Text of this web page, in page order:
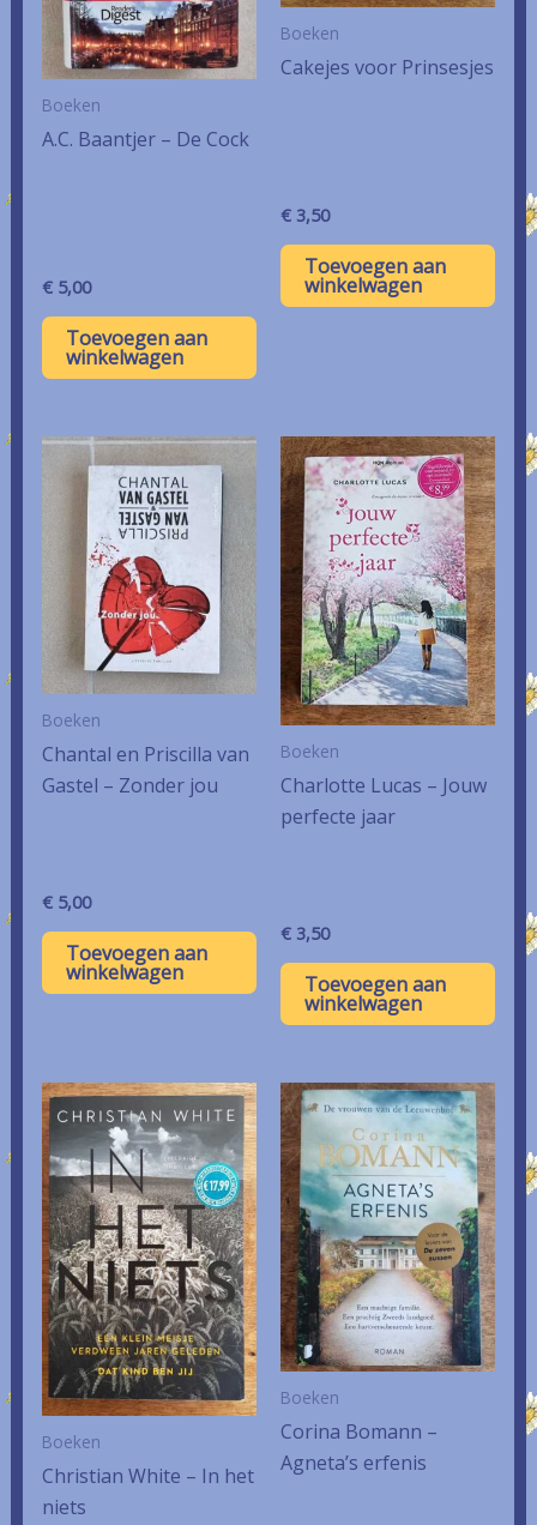
Boeken
A.C. Baantjer – De Cock
€5,00
Toevoegen aan
winkelwagen
Boeken
Cakejes voor Prinsesjes
€ 3,50
Toevoegen aan
winkelwagen
Boeken
Chantal en Priscilla van
Gastel – Zonder jou
€5,00
Toevoegen aan
winkelwagen
Boeken
Charlotte Lucas – Jouw
perfecte jaar
€ 3,50
Toevoegen aan
winkelwagen
Boeken
Christian White – In het
niets
Boeken
Corina Bomann –
Agneta’s erfenis